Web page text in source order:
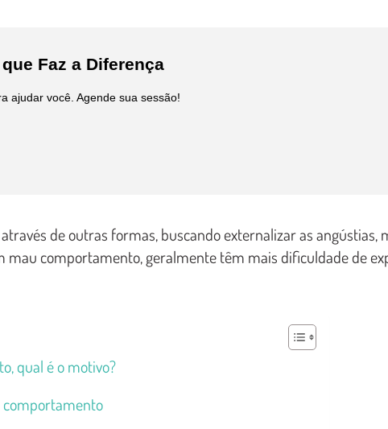
Faz a Diferença
ajudar você. Agende sua sessão!
de outras formas, buscando externalizar as angústias,
mau comportamento, geralmente têm mais dificuldade de
qual é o motivo?
comportamento